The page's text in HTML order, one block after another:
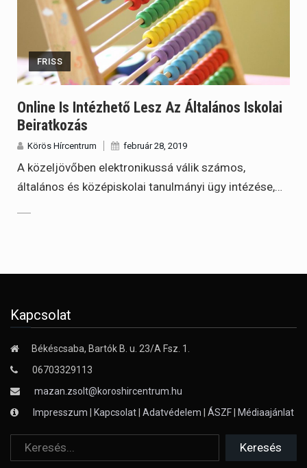
FRISS
Online Is Intézhető Lesz Az Általános Iskolai
Beiratkozás
Körös Hírcentrum február 28, 2019
A közeljövőben elektronikussá válik számos,
általános és középiskolai tanulmányi ügy intézése,…
Kapcsolat
Békéscsaba, Bartók B. u. 23/A Fsz. 1.
06703329113
mazan.zsolt@koroshircentrum.hu
Impresszum
Kapcsolat Adatvédelem ÁSZF Médiaajánlat